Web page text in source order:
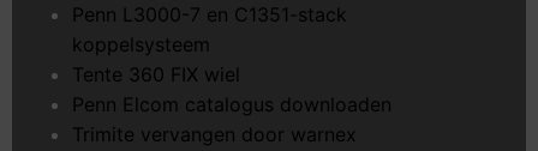
Penn L3000-7 en C1351-stack
koppelsysteem
Tente 360 FIX wiel
Penn Elcom catalogus downloaden
Trimite vervangen door warnex